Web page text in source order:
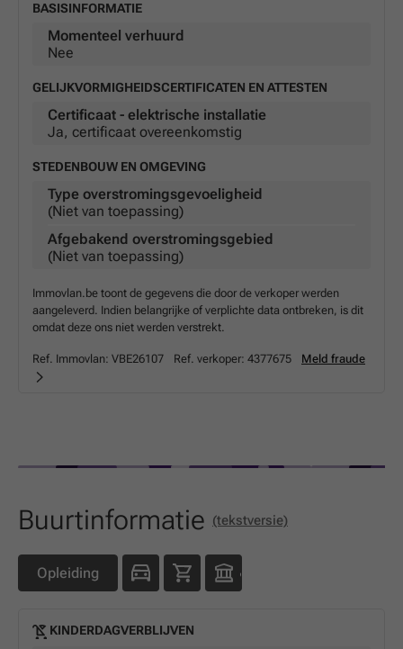
vastgoed biedt niet alleen een uitstekend rendement
kans op verdere ontwikkeling en exploitatie in een
moderne uitrusting maken dit aankoopmogelijk tot een
slimme keuze voor wie op zoek is naar een veelzijdig en
rendabel vastgoedobject. Interesse? Neem snel contact
te plannen, zodat u deze unieke kans niet aan u voorbij
laat gaan.
* Deze tekst werd gegenereerd door artificiële intelligentie.
BASISINFORMATIE
Momenteel verhuurd
Nee
GELIJKVORMIGHEIDSCERTIFICATEN EN ATTESTEN
Certificaat - elektrische installatie
Ja, certificaat overeenkomstig
STEDENBOUW EN OMGEVING
Type overstromingsgevoeligheid
(Niet van toepassing)
Afgebakend overstromingsgebied
(Niet van toepassing)
Immovlan.be toont de gegevens die door de verkoper werden
aangeleverd. Indien belangrijke of verplichte data ontbreken, is dit
omdat deze ons niet werden verstrekt.
Ref. Immovlan: VBE26107 Ref. verkoper: 4377675 Meld fraude
Buurtinformatie (tekstversie)
Opleiding
KINDERDAGVERBLIJVEN